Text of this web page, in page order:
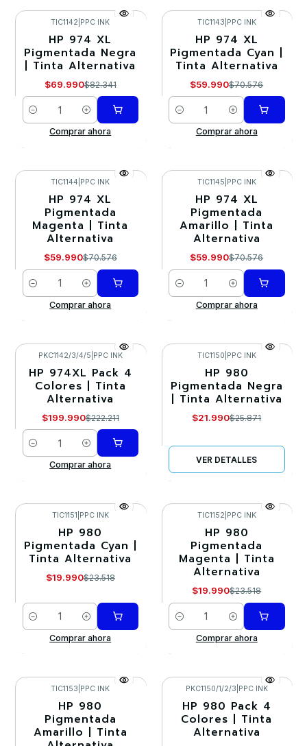
-15%
TIC1142 PPC INK
HP 974 XL
Pigmentada Negra
| Tinta Alternativa
$69.990$82.341
Cantidad
Comprar ahora
-15%
TIC1143 PPC INK
HP 974 XL
Pigmentada Cyan |
Tinta Alternativa
$59.990$70.576
Cantidad
Comprar ahora
-15%
TIC1144 PPC INK
HP 974 XL
Pigmentada
Magenta | Tinta
Alternativa
$59.990$70.576
Cantidad
Comprar ahora
-15%
TIC1145 PPC INK
HP 974 XL
Pigmentada
Amarillo | Tinta
Alternativa
$59.990$70.576
Cantidad
Comprar ahora
-10%
PKC1142/3/4/5 PPC INK
HP 974XL Pack 4
Colores | Tinta
Alternativa
$199.990$222.211
Cantidad
Comprar ahora
Agotado
TIC1150 PPC INK
HP 980
Pigmentada Negra
| Tinta Alternativa
$21.990$25.871
VER DETALLES
TIC1151 PPC INK
HP 980
Pigmentada Cyan |
Tinta Alternativa
$19.990$23.518
Cantidad
Comprar ahora
TIC1152 PPC INK
HP 980
Pigmentada
Magenta | Tinta
Alternativa
$19.990$23.518
Cantidad
Comprar ahora
TIC1153 PPC INK
HP 980
Pigmentada
Amarillo | Tinta
-10%
PKC1150/1/2/3 PPC INK
HP 980 Pack 4
Colores | Tinta
Alternativa